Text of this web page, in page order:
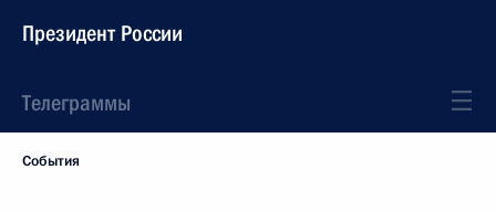
Президент России
Телеграммы
События